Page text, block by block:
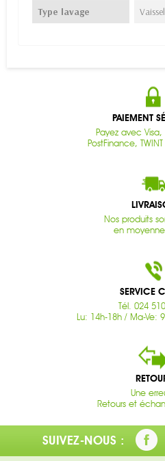
Type lavage
PAIEMENT
Payez avec
PostFinance,
Nos produits
en
SERVICE
Tél. 024
Lu: 14h-18h / Ma-Ve:
Une
Retours et
SUIVEZ-NOUS :